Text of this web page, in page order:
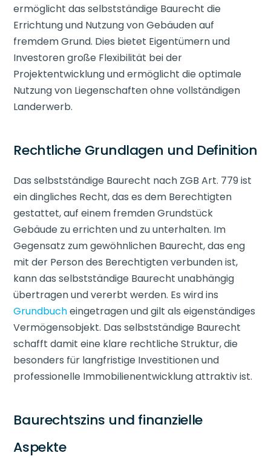
ermöglicht das selbstständige Baurecht die
Errichtung und Nutzung von Gebäuden auf
fremdem Grund. Dies bietet Eigentümern und
Investoren große Flexibilität bei der
Projektentwicklung und ermöglicht die optimale
Nutzung von Liegenschaften ohne vollständigen
Landerwerb.
Rechtliche Grundlagen und Definition
Das selbstständige Baurecht nach ZGB Art. 779 ist
ein dingliches Recht, das es dem Berechtigten
gestattet, auf einem fremden Grundstück
Gebäude zu errichten und zu unterhalten. Im
Gegensatz zum gewöhnlichen Baurecht, das eng
mit der Person des Berechtigten verbunden ist,
kann das selbstständige Baurecht unabhängig
übertragen und vererbt werden. Es wird ins
Grundbucheingetragen und gilt als eigenständiges
Vermögensobjekt. Das selbstständige Baurecht
schafft damit eine klare rechtliche Struktur, die
besonders für langfristige Investitionen und
professionelle Immobilienentwicklung attraktiv ist.
Baurechtszins und finanzielle
Aspekte